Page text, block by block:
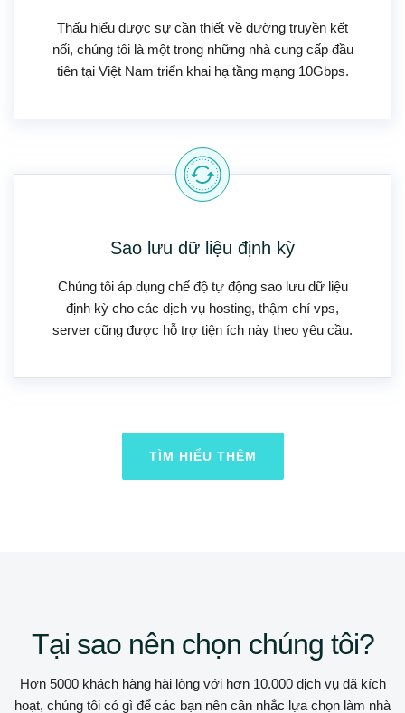
Thấu hiểu được sự cần thiết về đường truyền kết
nối, chúng tôi là một trong những nhà cung cấp đầu
tiên tại Việt Nam triển khai hạ tầng mạng 10Gbps.
Sao lưu dữ liệu định kỳ
Chúng tôi áp dụng chế độ tự động sao lưu dữ liệu
định kỳ cho các dịch vụ hosting, thậm chí vps,
server cũng được hỗ trợ tiện ích này theo yêu cầu.
TÌM HIỂU THÊM
Tại sao nên chọn chúng tôi?
Hơn 5000 khách hàng hài lòng với hơn 10.000 dịch vụ đã kích
hoạt, chúng tôi có gì để các bạn nên cân nhắc lựa chọn làm nhà